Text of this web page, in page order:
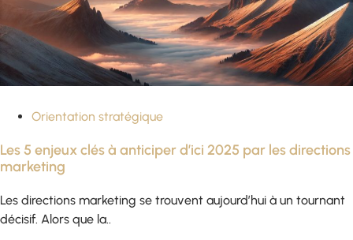
Orientation stratégique
Les 5 enjeux clés à anticiper d’ici 2025 par les directions
marketing
Les directions marketing se trouvent aujourd’hui à un tournant
décisif. Alors que la..